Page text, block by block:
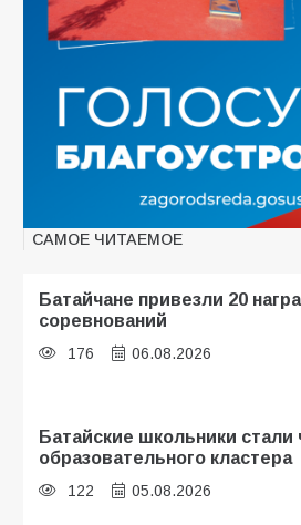
САМОЕ ЧИТАЕМОЕ
Батайчане привезли 20
соревнований
176 06.08.2026
Батайские школьники стали
образовательного кластера
122 05.08.2026